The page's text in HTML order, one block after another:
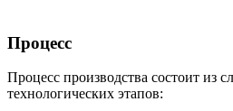
Процесс
Процесс производства состоит из
технологических этапов: